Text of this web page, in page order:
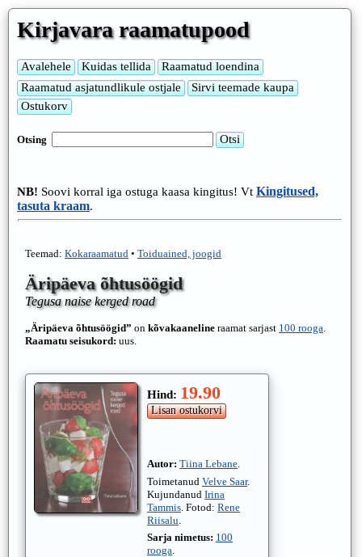
Kirjavara raamatupood
Otsing
NB! Soovi korral iga ostuga kaasa kingitus! Vt Kingitused,
tasuta kraam.
Teemad: Kokaraamatud • Toiduained, joogid
Äripäeva õhtusöögid
Tegusa naise kerged road
„Äripäeva õhtusöögid” on kõvakaaneline raamat sarjast 100 rooga.
Raamatu seisukord: uus.
Hind: 19.90
Autor: Tiina Lebane.
Toimetanud Velve Saar.
Kujundanud Irina
Tammis. Fotod: Rene
Riisalu.
Sarja nimetus: 100
rooga.